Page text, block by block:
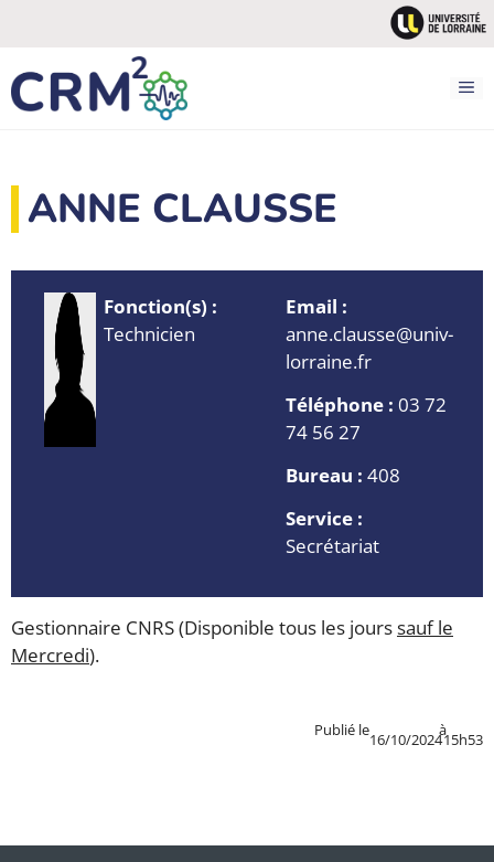
contenu
ANNE CLAUSSE
Fonction(s) :
Technicien
Email :
anne.clausse@univ-
lorraine.fr
Téléphone : 03 72
74 56 27
Bureau : 408
Service :
Secrétariat
Gestionnaire CNRS (Disponible tous les jourssauf le
Mercredi).
Publié le
16/10/2024
à
15h53